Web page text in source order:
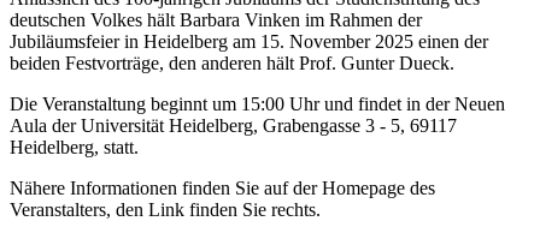
deutschen Volkes hält Barbara Vinken im Rahmen der
Jubiläumsfeier in Heidelberg am 15. November 2025 einen der
beiden Festvorträge, den anderen hält Prof. Gunter Dueck.
Die Veranstaltung beginnt um 15:00 Uhr und findet in der Neuen
Aula der Universität Heidelberg, Grabengasse 3 - 5, 69117
Heidelberg, statt.
Nähere Informationen finden Sie auf der Homepage des
Veranstalters, den Link finden Sie rechts.